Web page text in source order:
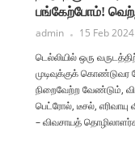
பங்கேற்போம்!
admin
15 Feb 2024
டெல்லியில் ஒரு
முடிவுக்குக் கொண்டுவர
நிறைவேற்ற வேண்டும்,
பெட்ரோல், டீசல்,
– விவசாயத்